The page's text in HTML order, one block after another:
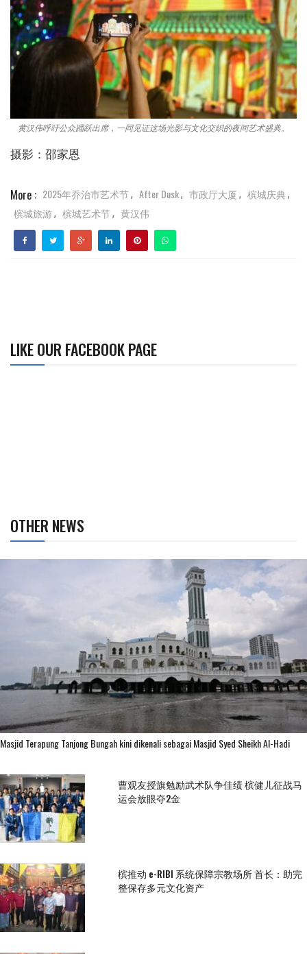
黄汉伟呼吁公众踊跃出席，一同见证这场光影与文化交织的夜间艺术盛典。
摄影：邵家恩
More : 2025年乔治市艺术节, After Dusk, 市政厅大厦 , 槟城庆典 ,
槟城旅游, 槟城艺术节, 黄汉伟
LIKE OUR FACEBOOK PAGE
OTHER NEWS
Masjid Terapung Tanjong Bungah kini dikenali sebagai Masjid Syed Sheikh Al-Hadi
曹观友授旗勉励武术队争佳绩 槟健儿征战马
运会放眼夺2金
槟推动 e-RIBI 系统保障宗教场所 首长：助完
整保存多元文化资产